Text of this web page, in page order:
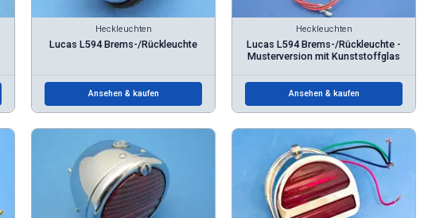
Heckleuchten
Lucas L594 Brems-/Rückleuchte
Ansehen & kaufen
Heckleuchten
Lucas L594 Brems-/Rückleuchte -
Musterversion mit Kunststoffglas
Ansehen & kaufen